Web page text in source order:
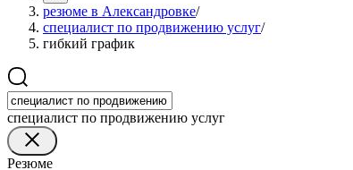
резюме в Александровке/
специалист по продвижению услуг/
гибкий график
специалист по продвижению услуг
Резюме